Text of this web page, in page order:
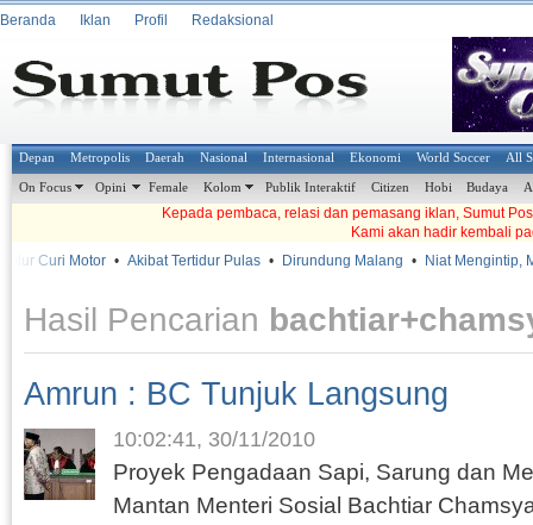
Beranda Iklan Profil Redaksional
Depan Metropolis Daerah Nasional Internasional Ekonomi World Soccer All
On Focus Opini Female Kolom Publik Interaktif Citizen Hobi Budaya
Kepada pembaca, relasi dan pemasang iklan, Sumut
Kami akan hadir kembali
Curi Motor • Akibat Tertidur Pulas • Dirundung Malang • Niat Mengintip,
Hasil Pencarian
Amrun : BC Tunjuk Langsung
10:02:41, 30/11/2010
Proyek Pengadaan Sapi, Sarung dan
Mantan Menteri Sosial Bachtiar